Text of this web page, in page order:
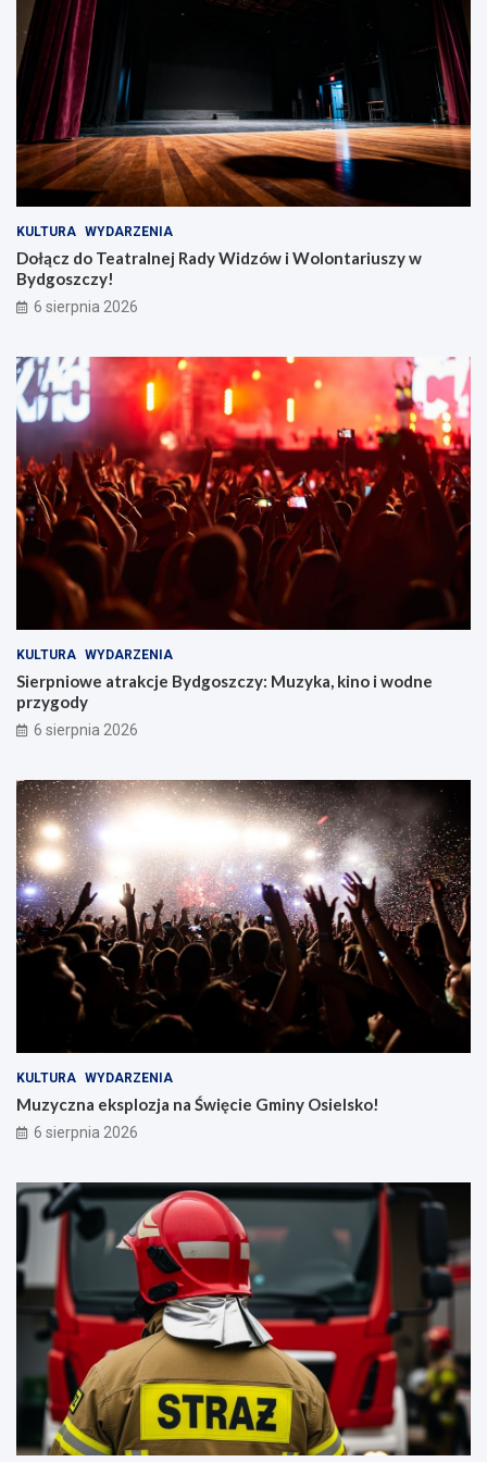
e
!o
n
r
i
u
s
z
y
w
B
y
o
s
z
c
z
y
!
KULTURA WYDARZENIA
Dołącz do Teatralnej Rady Widzów i Wolontariuszy w
Bydgoszczy!
6 sierpnia 2026
KULTURA WYDARZENIA
Sierpniowe atrakcje Bydgoszczy: Muzyka, kino i wodne
przygody
6 sierpnia 2026
KULTURA WYDARZENIA
Muzyczna eksplozja na Święcie Gminy Osielsko!
6 sierpnia 2026